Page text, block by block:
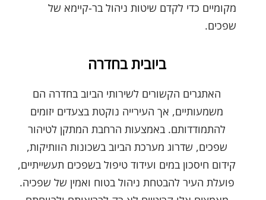
מקומיים כדי לקדם שיטות ניהול בר-קיימא של
שפכים.
ביובית בחדרה
האתגרים הקשורים לשירותי הביוב בחדרה הם
משמעותיים, אך העירייה נוקטת בצעדים יזומים
להתמודדותם. באמצעות הרחבת המתקן לטיהור
שפכים, שדרוג מערכת הביוב בשכונות הוותיקות,
קידום חיסכון במים ועידוד טיפול בשפכים תעשייתיים,
פועלת העיר להבטחת ניהול בטוח ואמין של שפכיה.